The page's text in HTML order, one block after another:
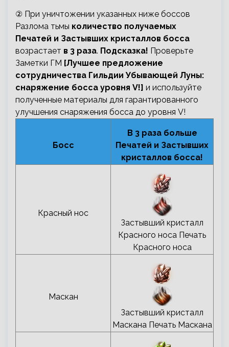
② При уничтожении указанных ниже боссов
Разлома тьмы количество получаемых
Печатей и Застывших кристаллов босса
возрастает в 3 раза. Подсказка! Проверьте
Заметки ГМ [Лучшее предложение
сотрудничества Гильдии Убывающей Луны:
снаряжение босса уровня V!] и используйте
полученные материалы для гарантированного
улучшения снаряжения босса до уровня V!
Босс
В 3 раза больше
Печатей и Застывших
кристаллов босса!
Красный нос
Застывший кристалл
Красного носа Печать
Красного носа
Маскан
Застывший кристалл
Маскана Печать Маскана